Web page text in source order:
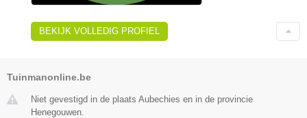
BEKIJK VOLLEDIG PROFIEL
Tuinmanonline.be
Niet gevestigd in de plaats Aubechies en in de provincie
Henegouwen.